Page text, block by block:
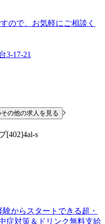
ので、お気軽にご相談く
3-17-21
の他の求人を見る
[402]4al-s
験からスタートできる超・
症対策＆ドリンク無料支給